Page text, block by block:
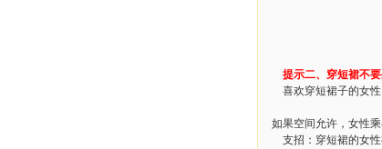
提示二、穿短裙不要
喜欢穿短裙子的女性
如果空间允许，女性乘
支招：穿短裙的女性